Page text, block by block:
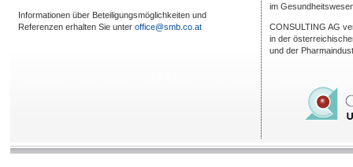
Informationen über Beteiligungsmöglichkeiten und
Referenzen erhalten Sie unter office@smb.co.at
im
CONSULTING AG
in der
und der